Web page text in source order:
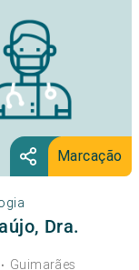
Marcação
Dra.
• Guimarães